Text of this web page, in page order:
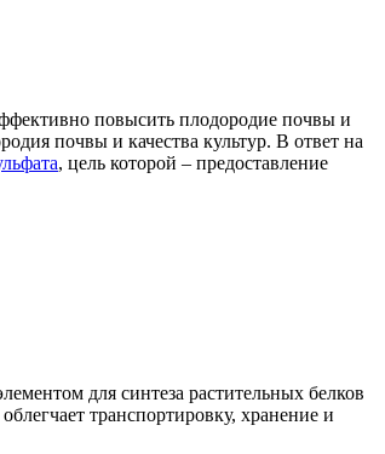
повысить плодородие почвы и
почвы и качества культур. В ответ на
, цель которой – предоставление
для синтеза растительных белков
транспортировку, хранение и